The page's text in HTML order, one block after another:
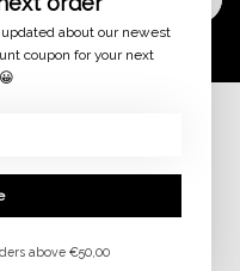
about our newest
coupon for your next
above €50,00